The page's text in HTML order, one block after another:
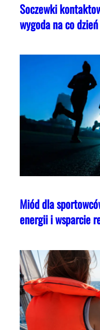
Soczewki
wygoda na co
Miód dla
energii i wsparcie